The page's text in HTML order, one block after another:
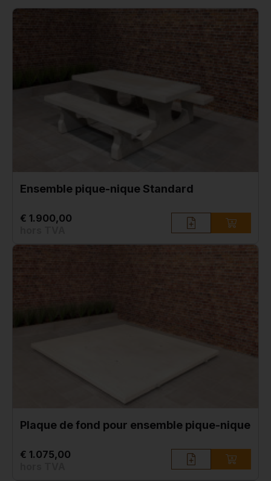
Ensemble pique-nique Standard
€ 1.900,00
Plaque de fond pour ensemble pique-nique
€ 1.075,00